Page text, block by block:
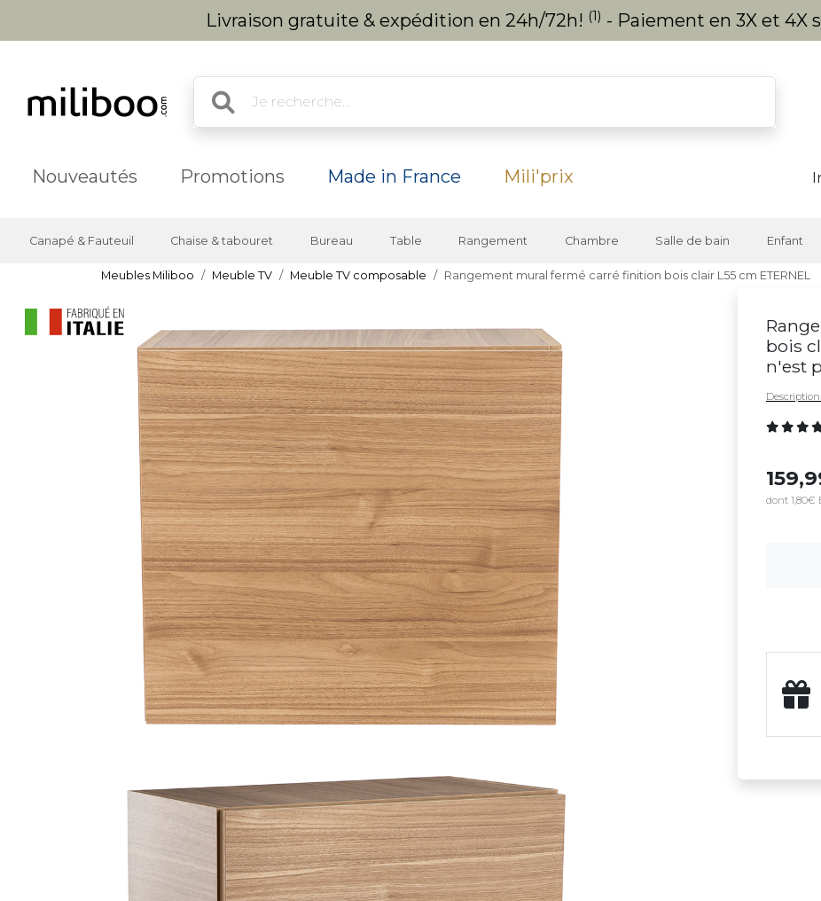
Livraison gratuite & expédition en 24h/72h! (1) - Paiement en 3X et 4X
Nouveautés Promotions Made in France Mili'prix
Canapé & Fauteuil Chaise & tabouret Bureau Table Rangement Chambre Salle de bain Enfant
Meubles Miliboo Meuble TV Meuble TV composable Rangement mural fermé carré finition bois clair L55 cm ETERNEL
bois
n'est
dont 1,80€